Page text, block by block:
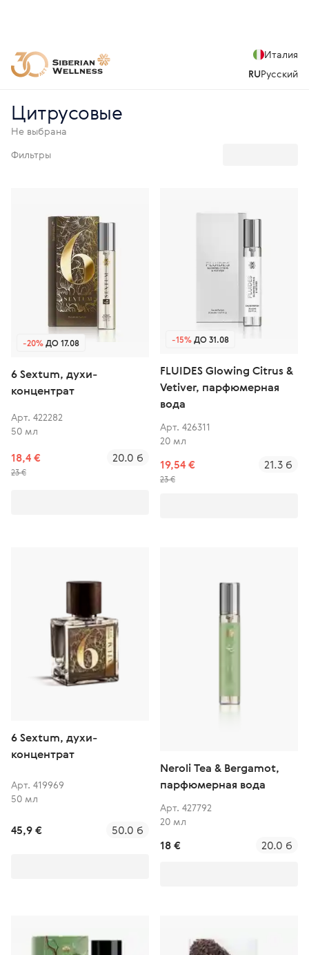
Италия
RUРусский
Цитрусовые
Не выбрана
Фильтры
-20%ДО 17.08
6 Sextum, духи-
концентрат
Арт. 422282
50 мл
18,4 €
23 €
20.0 б
-15%ДО 31.08
FLUIDES Glowing Citrus &
Vetiver, парфюмерная
вода
Арт. 426311
20 мл
19,54 €
23 €
21.3 б
6 Sextum, духи-
концентрат
Арт. 419969
50 мл
45,9 € 50.0 б
Neroli Tea & Bergamot,
парфюмерная вода
Арт. 427792
20 мл
18 € 20.0 б